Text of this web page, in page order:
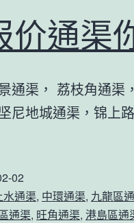
价通渠
通渠， 荔枝角通渠
尼地城通渠，锦上
02
水通渠, 中環通渠, 九龍區
通渠, 旺角通渠, 港島區通